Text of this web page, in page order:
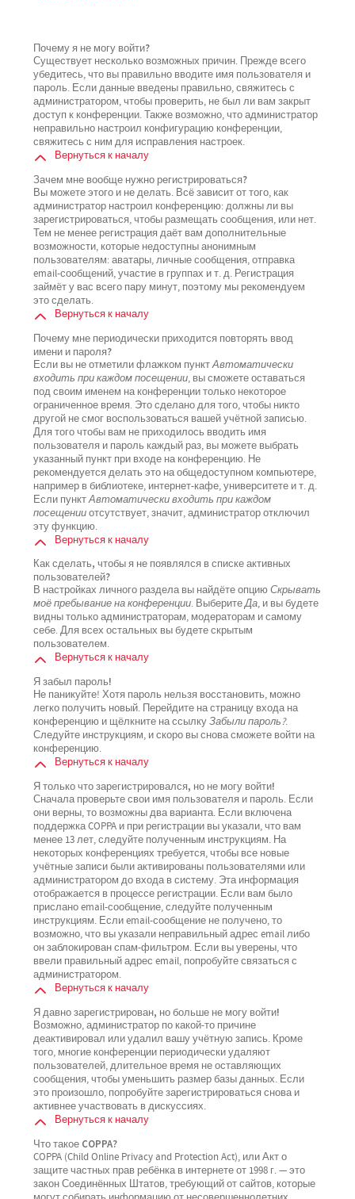
Почему я не могу войти?
Существует несколько возможных причин. Прежде всего
убедитесь, что вы правильно вводите имя пользователя и
пароль. Если данные введены правильно, свяжитесь с
администратором, чтобы проверить, не был ли вам закрыт
доступ к конференции. Также возможно, что администратор
неправильно настроил конфигурацию конференции,
свяжитесь с ним для исправления настроек.
Вернуться к началу
Зачем мне вообще нужно регистрироваться?
Вы можете этого и не делать. Всё зависит от того, как
администратор настроил конференцию: должны ли вы
зарегистрироваться, чтобы размещать сообщения, или нет.
Тем не менее регистрация даёт вам дополнительные
возможности, которые недоступны анонимным
пользователям: аватары, личные сообщения, отправка
email-сообщений, участие в группах и т. д. Регистрация
займёт у вас всего пару минут, поэтому мы рекомендуем
это сделать.
Вернуться к началу
Почему мне периодически приходится повторять ввод
имени и пароля?
Если вы не отметили флажком пунктАвтоматически
входить при каждом посещении, вы сможете оставаться
под своим именем на конференции только некоторое
ограниченное время. Это сделано для того, чтобы никто
другой не смог воспользоваться вашей учётной записью.
Для того чтобы вам не приходилось вводить имя
пользователя и пароль каждый раз, вы можете выбрать
указанный пункт при входе на конференцию. Не
рекомендуется делать это на общедоступном компьютере,
например в библиотеке, интернет-кафе, университете и т. д.
Если пунктАвтоматически входить при каждом
посещенииотсутствует, значит, администратор отключил
эту функцию.
Вернуться к началу
Как сделать, чтобы я не появлялся в списке активных
пользователей?
В настройках личного раздела вы найдёте опциюСкрывать
моё пребывание на конференции. ВыберитеДа, и вы будете
видны только администраторам, модераторам и самому
себе. Для всех остальных вы будете скрытым
пользователем.
Вернуться к началу
Я забыл пароль!
Не паникуйте! Хотя пароль нельзя восстановить, можно
легко получить новый. Перейдите на страницу входа на
конференцию и щёлкните на ссылкуЗабыли пароль?.
Следуйте инструкциям, и скоро вы снова сможете войти на
конференцию.
Вернуться к началу
Я только что зарегистрировался, но не могу войти!
Сначала проверьте свои имя пользователя и пароль. Если
они верны, то возможны два варианта. Если включена
поддержка COPPA и при регистрации вы указали, что вам
менее 13 лет, следуйте полученным инструкциям. На
некоторых конференциях требуется, чтобы все новые
учётные записи были активированы пользователями или
администратором до входа в систему. Эта информация
отображается в процессе регистрации. Если вам было
прислано email-сообщение, следуйте полученным
инструкциям. Если email-сообщение не получено, то
возможно, что вы указали неправильный адрес email либо
он заблокирован спам-фильтром. Если вы уверены, что
ввели правильный адрес email, попробуйте связаться с
администратором.
Вернуться к началу
Я давно зарегистрирован, но больше не могу войти!
Возможно, администратор по какой-то причине
деактивировал или удалил вашу учётную запись. Кроме
того, многие конференции периодически удаляют
пользователей, длительное время не оставляющих
сообщения, чтобы уменьшить размер базы данных. Если
это произошло, попробуйте зарегистрироваться снова и
активнее участвовать в дискуссиях.
Вернуться к началу
Что такое COPPA?
COPPA (Child Online Privacy and Protection Act), или Акт о
защите частных прав ребёнка в интернете от 1998 г. — это
закон Соединённых Штатов, требующий от сайтов, которые